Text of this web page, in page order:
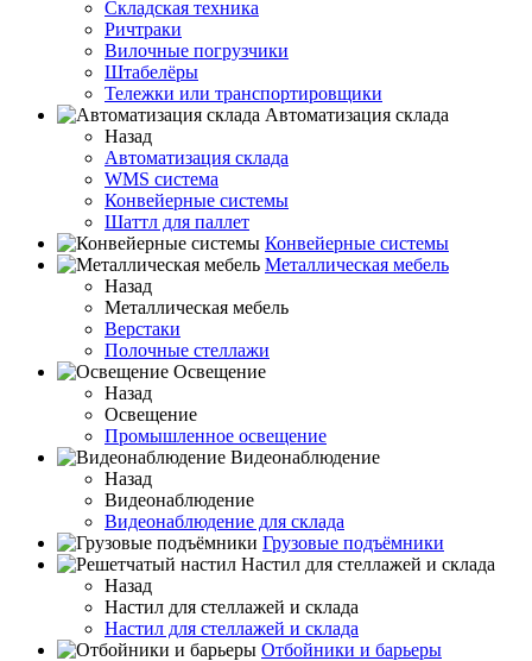
Складская техника
Ричтраки
Вилочные погрузчики
Штабелёры
Тележки или транспортировщики
Автоматизация склада
Назад
Автоматизация склада
WMS система
Конвейерные системы
Шаттл для паллет
Конвейерные системы
Металлическая мебель
Назад
Металлическая мебель
Верстаки
Полочные стеллажи
Освещение
Назад
Освещение
Промышленное освещение
Видеонаблюдение
Назад
Видеонаблюдение
Видеонаблюдение для склада
Грузовые подъёмники
Настил для стеллажей и склада
Назад
Настил для стеллажей и склада
Настил для стеллажей и склада
Отбойники и барьеры